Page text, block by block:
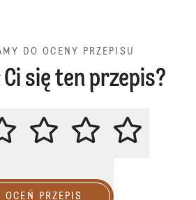
DO OCENY PRZEPISU
się ten przepis?
ZACHĘCAMY DO OCENY
OCEŃ PRZEPIS